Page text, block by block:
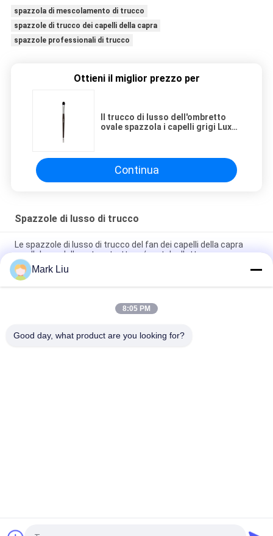
spazzola di mescolamento di trucco
spazzole di trucco dei capelli della capra
spazzole professionali di trucco
Ottieni il miglior prezzo per
Il trucco di lusso dell'ombretto
ovale spazzola i capelli grigi Luxe
Continua
Spazzole di lusso di trucco
Le spazzole di lusso di trucco del fan dei capelli della capra
con l'ebano della natura trattano/puntale d'ottone
Spazzola smussata di lusso di trucco della polvere con lo
stupore dei capelli molli e densi della capra di Brown scuro XGF
Spazzola di lusso del fondamento dell'artista con i capelli ultra
Mark Liu
8:05 PM
Good day, what product are you looking for?